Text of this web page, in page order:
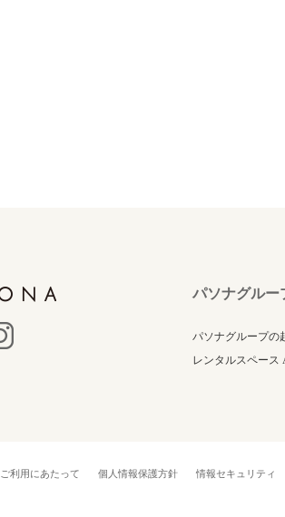
パソナグルー
パソナグループの
レンタルスペース
利用にあたって 個人情報保護方針 情報セキュリティ